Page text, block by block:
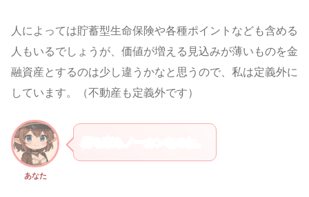
人によっては貯蓄型生命保険や各種ポイントなども含める
人もいるでしょうが、価値が増える見込みが薄いものを金
融資産とするのは少し違うかなと思うので、私は定義外に
しています。（不動産も定義外です）
あなた